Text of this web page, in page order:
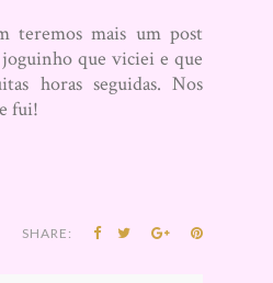
teremos mais um post
que viciei e que
horas seguidas. Nos
fui!
SHARE: